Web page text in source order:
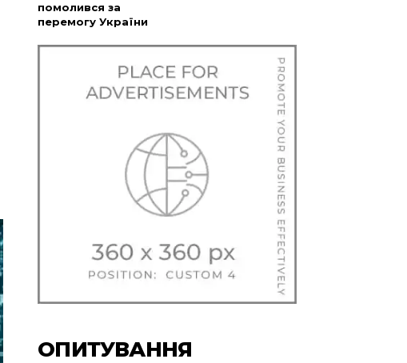
помолився за
перемогу України
ОПИТУВАННЯ